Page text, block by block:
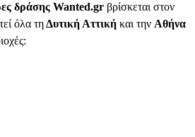
δράσης Wanted.gr βρίσκεται στον
όλα τηΔυτική Αττική και την Αθήνα